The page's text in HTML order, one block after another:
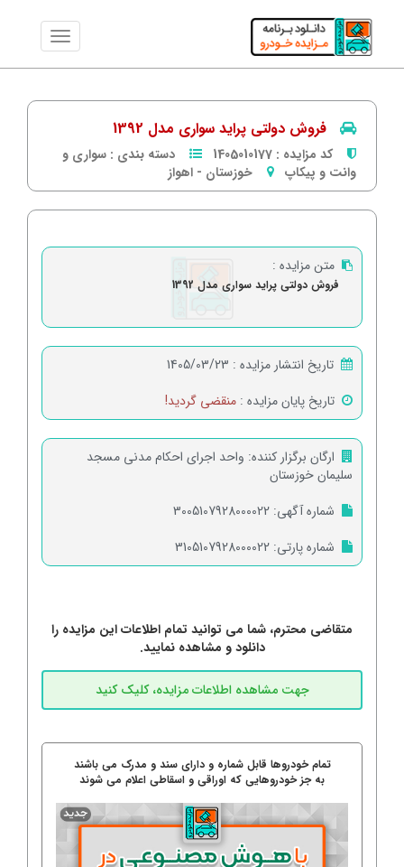
فروش دولتی پراید سواری مدل 1392
کد مزایده : 1405010177 دسته بندی : سواری و
وانت و پیکاپ
خوزستان - اهواز
متن مزایده :
فروش دولتی پراید سواری مدل 1392
تاریخ انتشار مزایده : 1405/03/23
تاریخ پایان مزایده : منقضی گردید!
ارگان برگزار کننده: واحد اجرای احکام مدنی مسجد
سلیمان خوزستان
شماره آگهی: 3005107928000022
شماره پارتی: 3105107928000022
متقاضی محترم، شما می توانید تمام اطلاعات این مزایده را
دانلود و مشاهده نمایید.
تمام خودروها قابل شماره و دارای سند و مدرک می باشند
به جز خودروهایی که اوراقی و اسقاطی اعلام می شوند